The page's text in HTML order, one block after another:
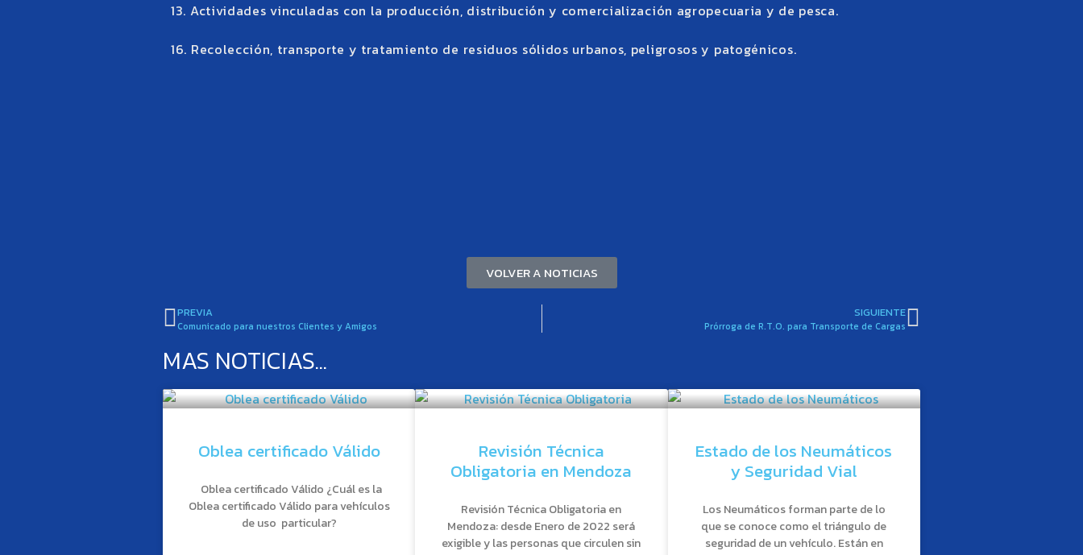
13. Actividades vinculadas con la producción, distribución y comercialización agropecuaria y de pesca.
16. Recolección, transporte y tratamiento de residuos sólidos urbanos, peligrosos y patogénicos.
VOLVER A NOTICIAS
PREVIA
Comunicado para nuestros Clientes y Amigos
SIGUIENTE
Prórroga de R.T.O. para Transporte de Cargas
MAS NOTICIAS...
Oblea certificado Válido
Oblea certificado Válido ¿Cuál es la
Oblea certificado Válido para vehículos
de uso particular?
Revisión Técnica
Obligatoria en Mendoza
Revisión Técnica Obligatoria en
Mendoza: desde Enero de 2022 será
exigible y las personas que circulen sin
Estado de los Neumáticos
y Seguridad Vial
Los Neumáticos forman parte de lo
que se conoce como el triángulo de
seguridad de un vehículo. Están en